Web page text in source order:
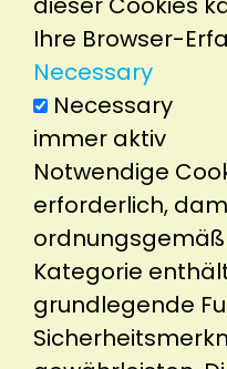
Ihre Browser-
Necessary
Necessary
immer aktiv
Notwendige
erforderlich,
Kategorie
grundlegende